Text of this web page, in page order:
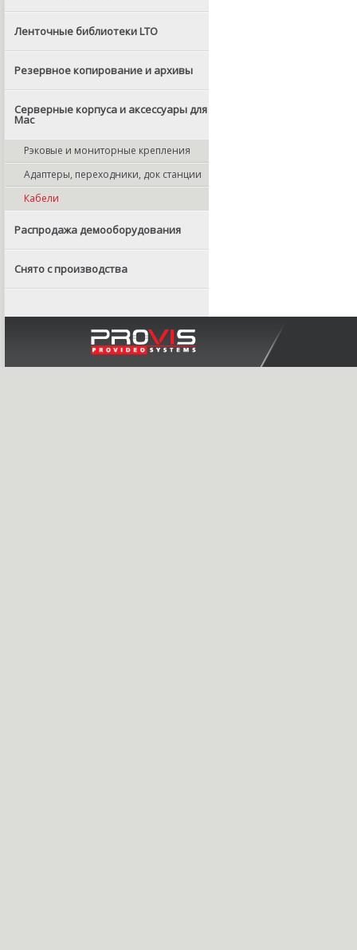
Ленточные библиотеки LTO
Резервное копирование и архивы
Серверные корпуса и аксессуары для
Mac
Рэковые и мониторные крепления
Адаптеры, переходники, док станции
Кабели
Распродажа демооборудования
Снято с производства